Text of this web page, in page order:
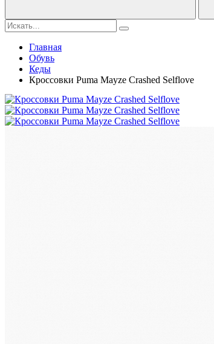
Главная
Обувь
Кеды
Кроссовки Puma Mayze Crashed Selflove